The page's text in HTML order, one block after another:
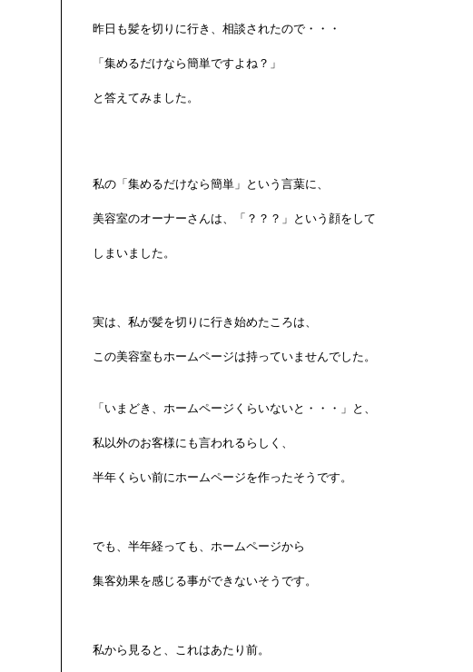
昨日も髪を切りに行き、相談されたので・・・
「集めるだけなら簡単ですよね？」
と答えてみました。
私の「集めるだけなら簡単」という言葉に、
美容室のオーナーさんは、「？？？」という顔をして
しまいました。
実は、私が髪を切りに行き始めたころは、
この美容室もホームページは持っていませんでした。
「いまどき、ホームページくらいないと・・・」と、
私以外のお客様にも言われるらしく、
半年くらい前にホームページを作ったそうです。
でも、半年経っても、ホームページから
集客効果を感じる事ができないそうです。
私から見ると、これはあたり前。